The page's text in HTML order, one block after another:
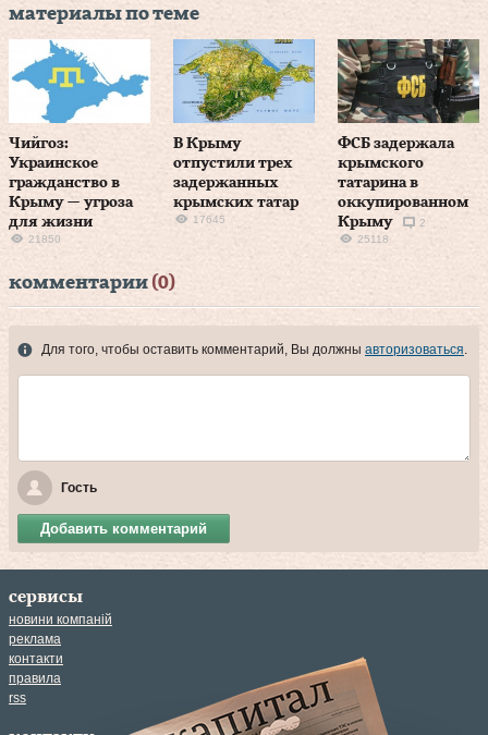
материалы по теме
Чийгоз:
Украинское
гражданство в
Крыму — угроза
для жизни
21850
В Крыму
отпустили трех
задержанных
крымских татар
17645
ФСБ задержала
крымского
татарина в
оккупированном
Крыму
2
25118
комментарии (0)
Для того, чтобы оставить комментарий, Вы должны авторизоваться.
Гость
Добавить комментарий
сервисы
новини компаній
реклама
контакти
правила
rss